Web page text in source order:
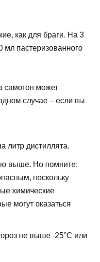
как для браги. На 3
мл пастеризованного
самогон может
случае – если вы
литр дистиллята.
выше. Но помните:
поскольку
химические
могут оказаться
не выше -25°С или